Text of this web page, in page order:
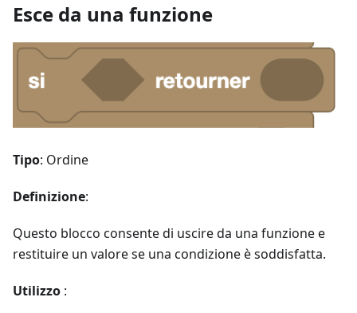
Esce da una funzione
Tipo: Ordine
Definizione:
Questo blocco consente di uscire da una funzione e
restituire un valore se una condizione è soddisfatta.
Utilizzo :